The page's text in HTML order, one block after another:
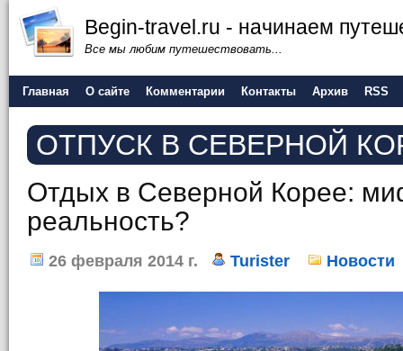
Begin-travel.ru - начинаем
Все мы любим путешествовать...
Главная О сайте Комментарии Контакты Архив RSS
ОТПУСК В СЕВЕРНОЙ
Отдых в Северной Корее:
реальность?
26 февраля 2014 г. Turister Новости